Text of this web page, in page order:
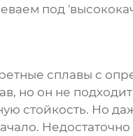
под
сплавы с
но он не
стойкость. Но